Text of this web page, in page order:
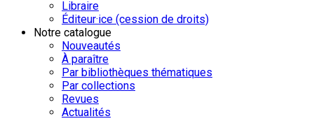
Libraire
Éditeur·ice (cession de droits)
Notre catalogue
Nouveautés
À paraître
Par bibliothèques thématiques
Par collections
Revues
Actualités